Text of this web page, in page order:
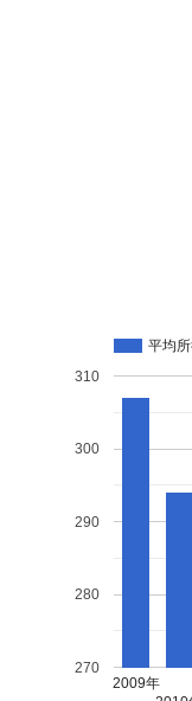
平均
2009年
270
280
290
300
310